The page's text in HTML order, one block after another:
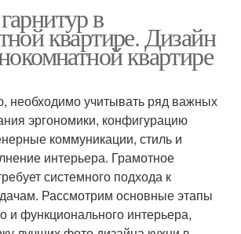
в
квартире. Дизайн
квартире
необходимо учитывать ряд важных
эргономики, конфигурацию
коммуникации, стиль и
интерьера. Грамотное
системного подхода к
Рассмотрим основные этапы
и функционального интерьера,